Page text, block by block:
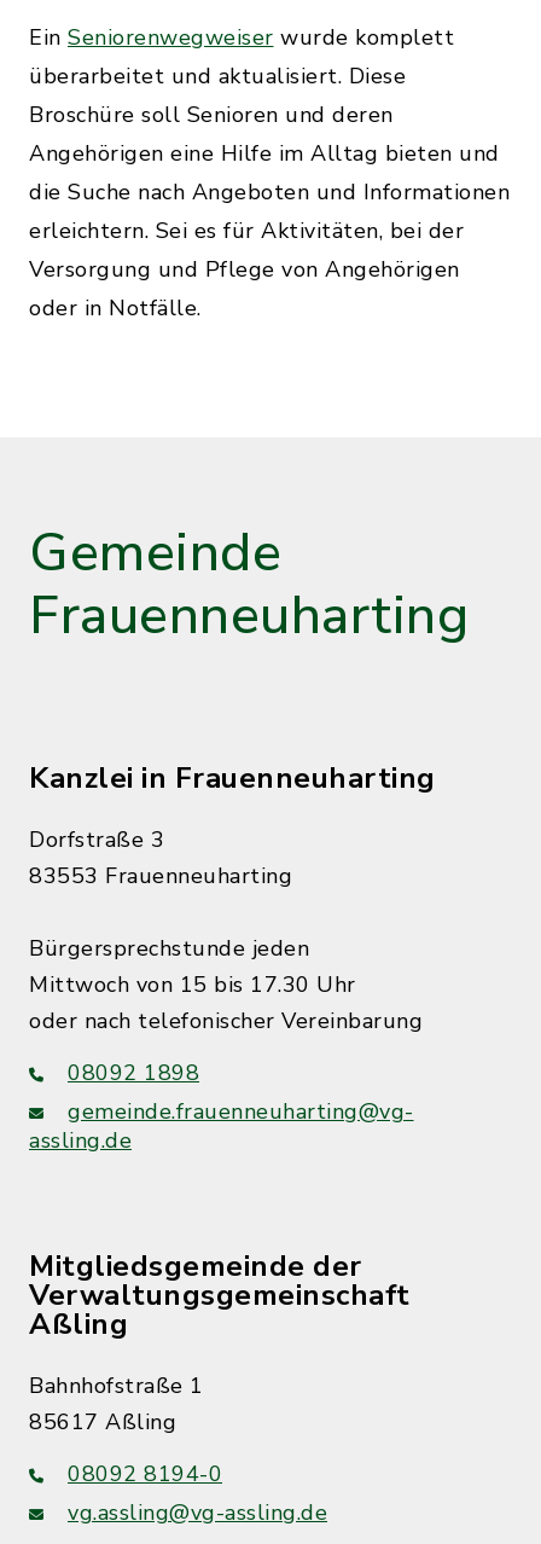
Ein Seniorenwegweiser wurde komplett
überarbeitet und aktualisiert. Diese
Broschüre soll Senioren und deren
Angehörigen eine Hilfe im Alltag bieten und
die Suche nach Angeboten und Informationen
erleichtern. Sei es für Aktivitäten, bei der
Versorgung und Pflege von Angehörigen
oder in Notfälle.
Gemeinde
Frauenneuharting
Kanzlei in Frauenneuharting
Dorfstraße 3
83553 Frauenneuharting
Bürgersprechstunde jeden
Mittwoch von 15 bis 17.30 Uhr
oder nach telefonischer Vereinbarung
08092 1898
gemeinde.frauenneuharting@vg-
assling.de
Mitgliedsgemeinde der
Verwaltungsgemeinschaft
Aßling
Bahnhofstraße 1
85617 Aßling
08092 8194-0
vg.assling@vg-assling.de